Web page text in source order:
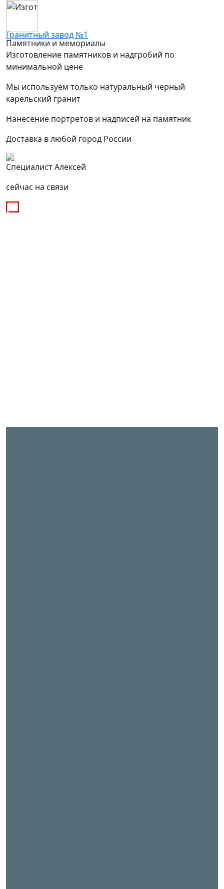
Гранитный завод №1
Памятники и мемориалы
Изготовление памятников и надгробий по
минимальной цене
Мы используем только натуральный черный
карельский гранит
Нанесение портретов и надписей на памятник
Доставка в любой город России
Специалист Алексей
сейчас на связи